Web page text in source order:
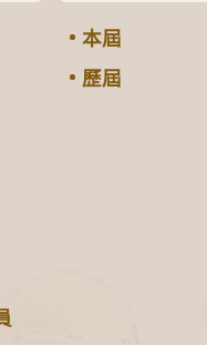
本屆
歷屆